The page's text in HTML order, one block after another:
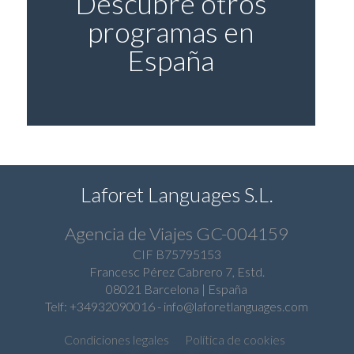
programas en
España
Laforet Languages S.L.
Agencia deViajes GC-004159
CIF B75795153
Francesc Pérez Cabrero 7, Estd.
08021 Barcelona | España
Telf: +34932090016 - info@laforetlanguages.com
Condiciones legales Política de cookies